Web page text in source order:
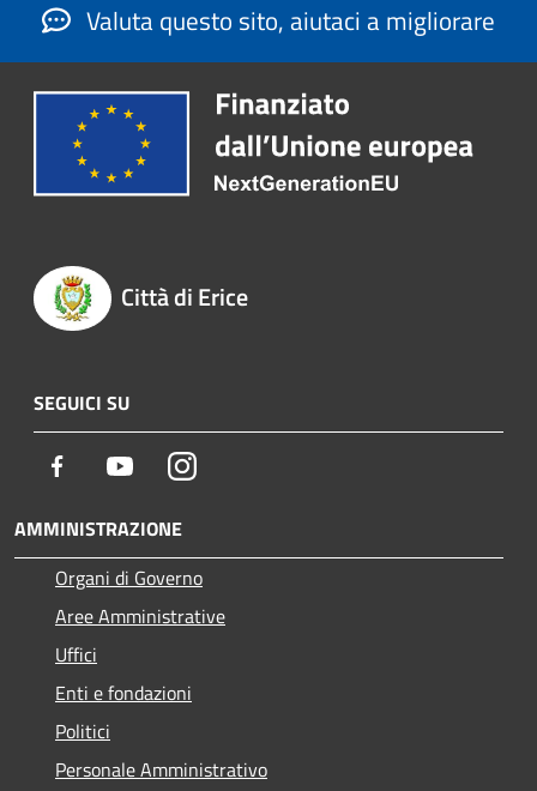
Valuta questo sito, aiutaci a migliorare
Città di Erice
SEGUICI SU
Facebook YoutubeInstagram
AMMINISTRAZIONE
Organi di Governo
Aree Amministrative
Uffici
Enti e fondazioni
Politici
Personale Amministrativo